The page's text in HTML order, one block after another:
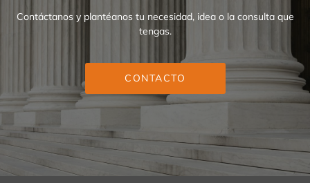
Contáctanos y plantéanos tu necesidad, idea o la consulta que
tengas.
CONTACTO